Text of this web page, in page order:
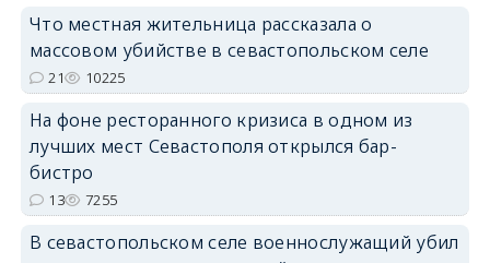
Что местная жительница рассказала о
массовом убийстве в севастопольском селе
21 10225
На фоне ресторанного кризиса в одном из
лучших мест Севастополя открылся бар-
бистро
13 7255
В севастопольском селе военнослужащий убил